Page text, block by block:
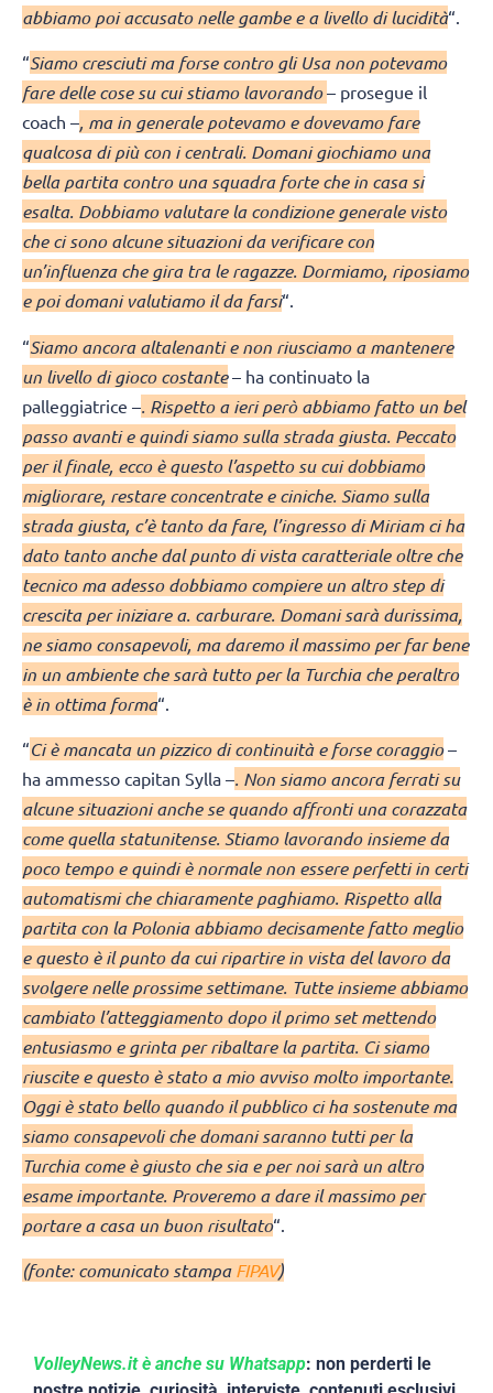
abbiamo poi accusato nelle gambe e a livello di lucidità“.
“Siamo cresciuti ma forse contro gli Usa non potevamo
fare delle cose su cui stiamo lavorando– prosegue il
coach –, ma in generale potevamo e dovevamo fare
qualcosa di più con i centrali. Domani giochiamo una
bella partita contro una squadra forte che in casa si
esalta. Dobbiamo valutare la condizione generale visto
che ci sono alcune situazioni da verificare con
un’influenza che gira tra le ragazze. Dormiamo, riposiamo
e poi domani valutiamo il da farsi“.
“Siamo ancora altalenanti e non riusciamo a mantenere
un livello di gioco costante– ha continuato la
palleggiatrice –. Rispetto a ieri però abbiamo fatto un bel
passo avanti e quindi siamo sulla strada giusta. Peccato
per il finale, ecco è questo l’aspetto su cui dobbiamo
migliorare, restare concentrate e ciniche. Siamo sulla
strada giusta, c’è tanto da fare, l’ingresso di Miriam ci ha
dato tanto anche dal punto di vista caratteriale oltre che
tecnico ma adesso dobbiamo compiere un altro step di
crescita per iniziare a. carburare. Domani sarà durissima,
ne siamo consapevoli, ma daremo il massimo per far bene
in un ambiente che sarà tutto per la Turchia che peraltro
è in ottima forma“.
“Ci è mancata un pizzico di continuità e forse coraggio–
ha ammesso capitan Sylla –. Non siamo ancora ferrati su
alcune situazioni anche se quando affronti una corazzata
come quella statunitense. Stiamo lavorando insieme da
poco tempo e quindi è normale non essere perfetti in certi
automatismi che chiaramente paghiamo. Rispetto alla
partita con la Polonia abbiamo decisamente fatto meglio
e questo è il punto da cui ripartire in vista del lavoro da
svolgere nelle prossime settimane. Tutte insieme abbiamo
cambiato l’atteggiamento dopo il primo set mettendo
entusiasmo e grinta per ribaltare la partita. Ci siamo
riuscite e questo è stato a mio avviso molto importante.
Oggi è stato bello quando il pubblico ci ha sostenute ma
siamo consapevoli che domani saranno tutti per la
Turchia come è giusto che sia e per noi sarà un altro
esame importante. Proveremo a dare il massimo per
portare a casa un buon risultato“.
(fonte: comunicato stampaFIPAV)
VolleyNews.it è anche su Whatsapp: non perderti le